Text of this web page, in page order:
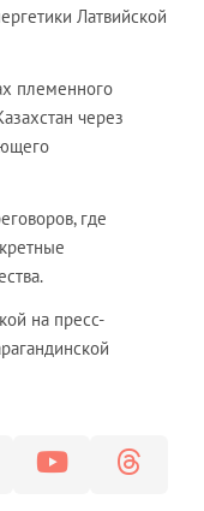
Латвийской
племенного
через
где
на пресс-